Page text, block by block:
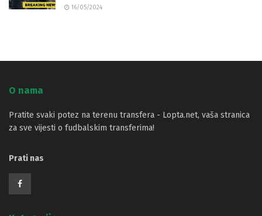
16/05/2024
O nama
Pratite svaki potez na terenu transfera - Lopta.net, vaša stranica
za sve vijesti o fudbalskim transferima!
Prati nas